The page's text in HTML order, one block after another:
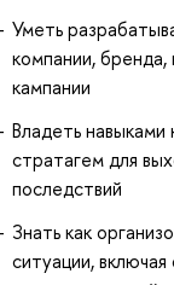
Уметь
компании, бренда,
кампании
Владеть навыками
стратагем для
последствий
Знать как
ситуации,